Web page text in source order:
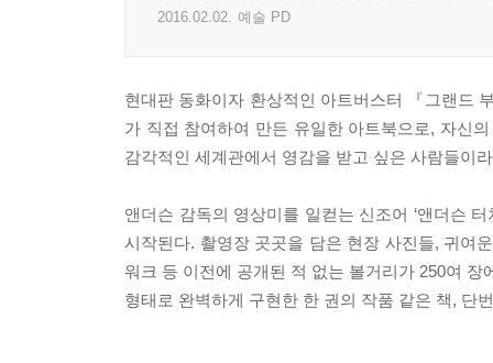
2016.02.02. 예술 PD
현대판 동화이자 환상적인 아트버스터 『그랜드
가 직접 참여하여 만든 유일한 아트북으로, 자신
감각적인 세계관에서 영감을 받고 싶은 사람들이
앤더슨 감독의 영상미를 일컫는 신조어 ‘앤더슨
시작된다. 촬영장 곳곳을 담은 현장 사진들, 귀여
워크 등 이전에 공개된 적 없는 볼거리가 250여
형태로 완벽하게 구현한 한 권의 작품 같은 책, 단